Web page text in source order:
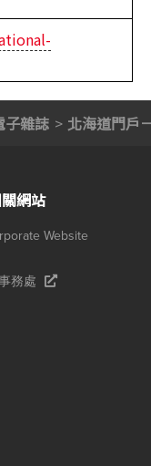
子雜誌 北海道門戶
網站
Website
務處